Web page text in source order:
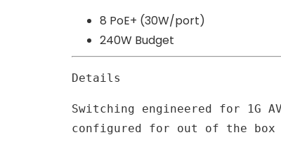
8 PoE+ (30W/port)
240W Budget
Details
Switching engineered for 1G
configured for out of the